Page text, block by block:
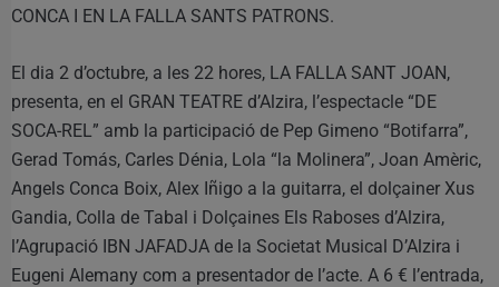
CONCA I EN LA FALLA SANTS PATRONS.
El dia 2 d’octubre, a les 22 hores, LA FALLA SANT JOAN,
presenta, en el GRAN TEATRE d’Alzira, l’espectacle “DE
SOCA-REL” amb la participació de Pep Gimeno “Botifarra”,
Gerad Tomás, Carles Dénia, Lola “la Molinera”, Joan Amèric,
Angels Conca Boix, Alex Iñigo a la guitarra, el dolçainer Xus
Gandia, Colla de Tabal i Dolçaines Els Raboses d’Alzira,
l’Agrupació IBN JAFADJA de la Societat Musical D’Alzira i
Eugeni Alemany com a presentador de l’acte. A 6 € l’entrada,